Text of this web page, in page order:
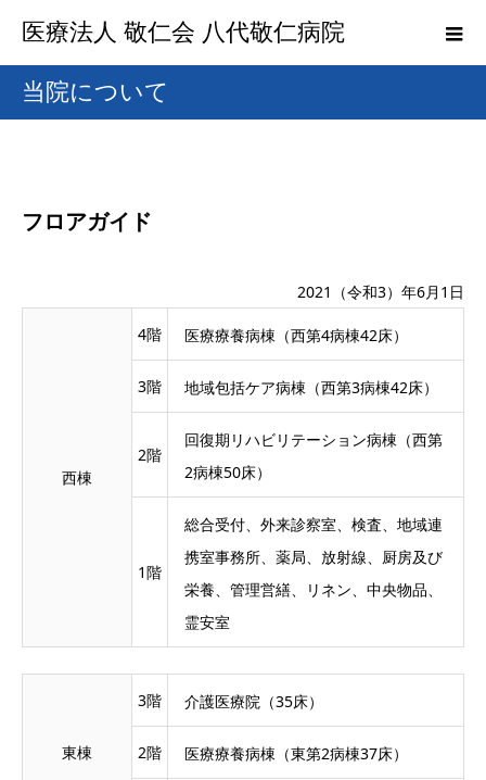
医療法人 敬仁会 八代敬仁病院
当院について
フロアガイド
2021（令和3）年6月1日
西棟
4階 医療療養病棟（西第4病棟42床）
3階 地域包括ケア病棟（西第3病棟42床）
2階
回復期リハビリテーション病棟（西第
2病棟50床）
1階
総合受付、外来診察室、検査、地域連
携室事務所、薬局、放射線、厨房及び
栄養、管理営繕、リネン、中央物品、
霊安室
東棟
3階 介護医療院（35床）
2階 医療療養病棟（東第2病棟37床）